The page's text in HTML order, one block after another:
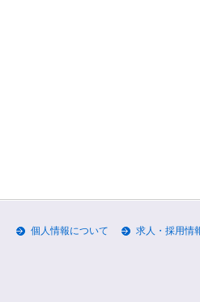
個人情報について 求人・採用情